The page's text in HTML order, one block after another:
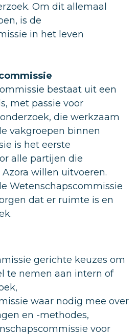
Om dit allemaal
is de
in het leven
bestaat uit een
met passie voor
die werkzaam
vakgroepen binnen
is het eerste
alle partijen die
willen uitvoeren.
Wetenschapscommissie
dat er ruimte is en
gerichte keuzes om
te nemen aan intern of
waar nodig mee over
en -methodes,
voor